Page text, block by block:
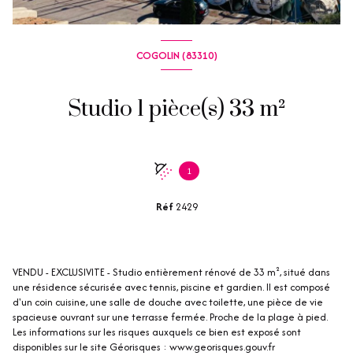
COGOLIN (83310)
Studio 1 pièce(s) 33 m²
1
Réf 2429
VENDU - EXCLUSIVITE - Studio entièrement rénové de 33 m², situé dans
une résidence sécurisée avec tennis, piscine et gardien. Il est composé
d'un coin cuisine, une salle de douche avec toilette, une pièce de vie
spacieuse ouvrant sur une terrasse fermée. Proche de la plage à pied.
Les informations sur les risques auxquels ce bien est exposé sont
disponibles sur le site Géorisques : www.georisques.gouv.fr